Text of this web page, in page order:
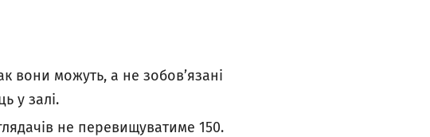
вони можуть, а не зобов’язані
у залі.
не перевищуватиме 150.